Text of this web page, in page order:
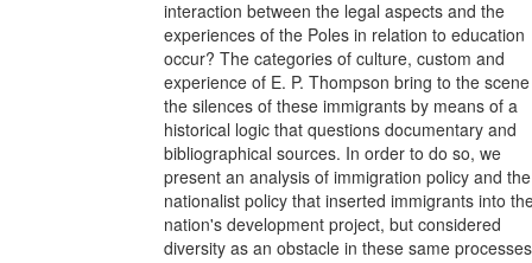
interaction between the legal aspects and the
experiences of the Poles in relation to education
occur? The categories of culture, custom and
experience of E. P. Thompson bring to the scene
the silences of these immigrants by means of a
historical logic that questions documentary and
bibliographical sources. In order to do so, we
present an analysis of immigration policy and the
nationalist policy that inserted immigrants into
nation's development project, but considered
diversity as an obstacle in these same